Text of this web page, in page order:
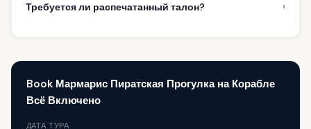
Требуется ли распечатанный талон? ›
Book Мармарис Пиратская Прогулка на Корабле
Всё Включено
ДАТА ТУРА